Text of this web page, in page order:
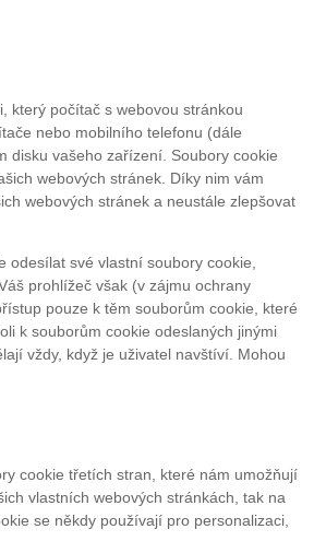
který počítač s webovou stránkou
nebo mobilního telefonu (dále
disku vašeho zařízení. Soubory cookie
webových stránek. Díky nim vám
webových stránek a neustále zlepšovat
odesílat své vlastní soubory cookie,
prohlížeč však (v zájmu ochrany
pouze k těm souborům cookie, které
k souborům cookie odeslaných jinými
vždy, když je uživatel navštíví. Mohou
cookie třetích stran, které nám umožňují
vlastních webových stránkách, tak na
se někdy používají pro personalizaci,